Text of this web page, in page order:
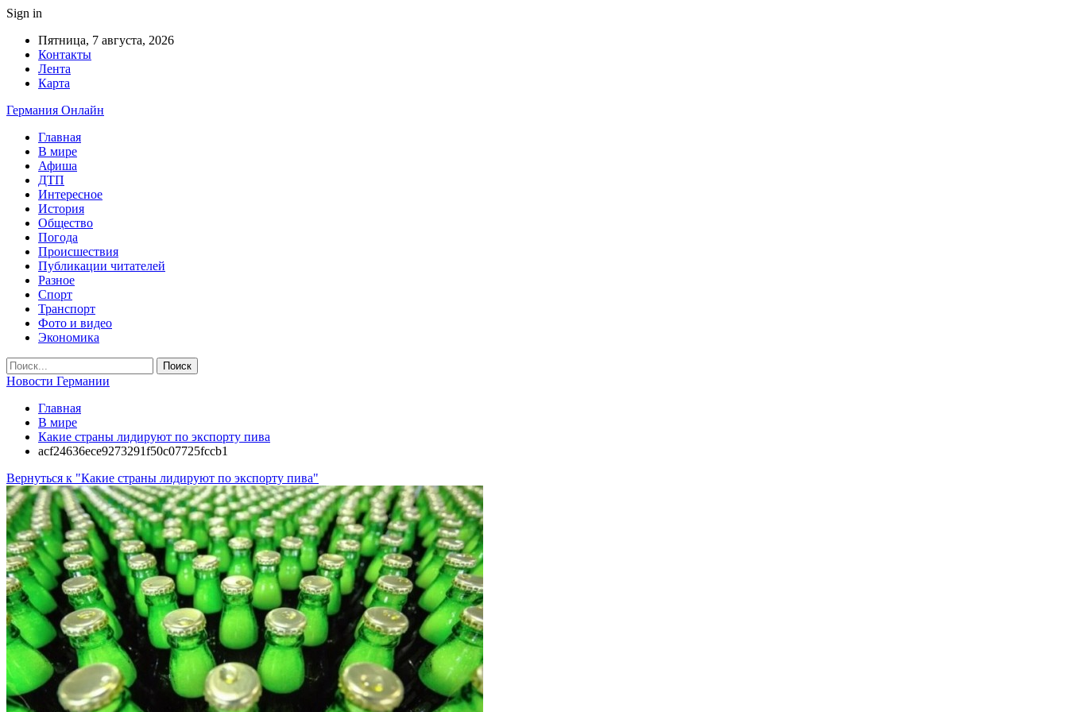
Sign in
Пятница, 7 августа, 2026
Контакты
Лента
Карта
Германия Онлайн
Главная
В мире
Афиша
ДТП
Интересное
История
Общество
Погода
Происшествия
Публикации читателей
Разное
Спорт
Транспорт
Фото и видео
Экономика
Новости Германии
Главная
В мире
Какие страны лидируют по экспорту пива
acf24636ece9273291f50c07725fccb1
Вернуться к "Какие страны лидируют по экспорту пива"